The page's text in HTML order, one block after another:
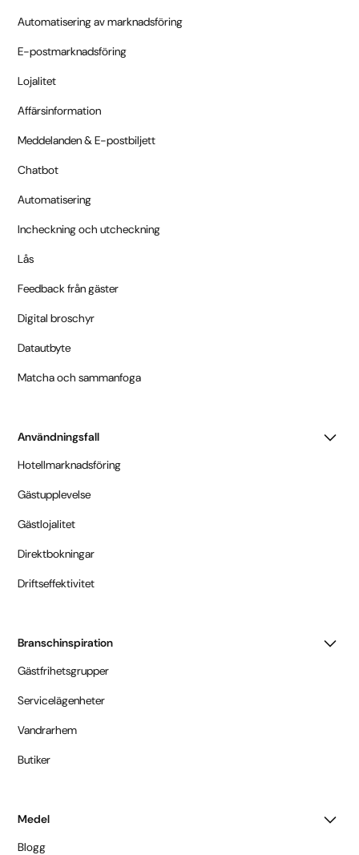
Automatisering av marknadsföring
E-postmarknadsföring
Lojalitet
Affärsinformation
Meddelanden & E-postbiljett
Chatbot
Automatisering
Incheckning och utcheckning
Lås
Feedback från gäster
Digital broschyr
Datautbyte
Matcha och sammanfoga
Användningsfall
Hotellmarknadsföring
Gästupplevelse
Gästlojalitet
Direktbokningar
Driftseffektivitet
Branschinspiration
Gästfrihetsgrupper
Servicelägenheter
Vandrarhem
Butiker
Medel
Blogg